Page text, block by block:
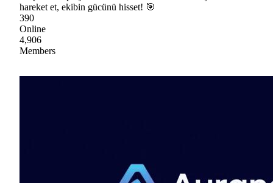
hareket et, ekibin gücünü hisset! 🎯
390
Online
4,906
Members